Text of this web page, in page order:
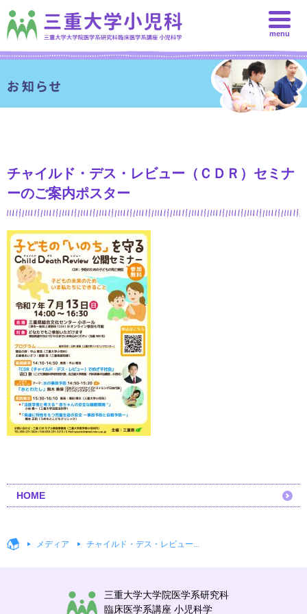
menu
チャイルド・デス・レビュー（ＣＤＲ）セミナ
ーのご案内ポスター
HOME
メディア チャイルド・デス・レビュー...
三重大学大学院医学系研究科
臨床医学系講座 小児科学